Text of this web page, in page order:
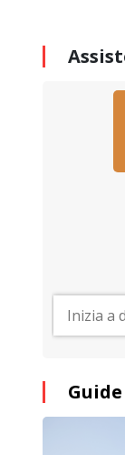
Guide